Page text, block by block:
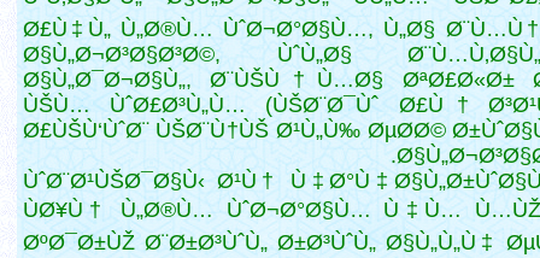
Ø£Ù‡Ù„ Ù„Ø®Ù… ÙˆØ¬Ø°Ø§Ù…, Ù„Ø§
Ø§Ù„Ø¬Ø³Ø§Ø³Ø©, ÙˆÙ„Ø§
Ø§Ù„Ø¯Ø¬Ø§Ù„, Ø¨ÙŠÙ†Ù…Ø§ ØªØ£Ø«Ø±
ÙŠÙ… ÙˆØ£Ø³Ù„Ù… (ÙŠØ¨Ø¯Ùˆ Ø£Ù†
Ø£ÙŠÙ‘ÙˆØ¨ ÙŠØ¨Ù†ÙŠ Ø¹Ù„Ù‰ ØµØ­Ø©
ÙˆØ¨Ø¹ÙŠØ¯Ø§Ù‹ Ø¹Ù† Ù‡Ø°Ù‡
ÙØ¥Ù† Ù„Ø®Ù… ÙˆØ¬Ø°Ø§Ù… Ù‡Ù…
ØºØ¯Ø±ÙŽ Ø¨Ø±Ø³ÙˆÙ„ Ø±Ø³ÙˆÙ„ Ø§Ù„Ù„Ù‡